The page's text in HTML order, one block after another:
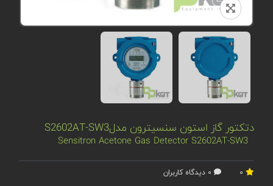
دتکتور گاز استون سنسیترون مدلS2602AT-SW3
Sensitron Acetone Gas Detector S2602AT-SW3